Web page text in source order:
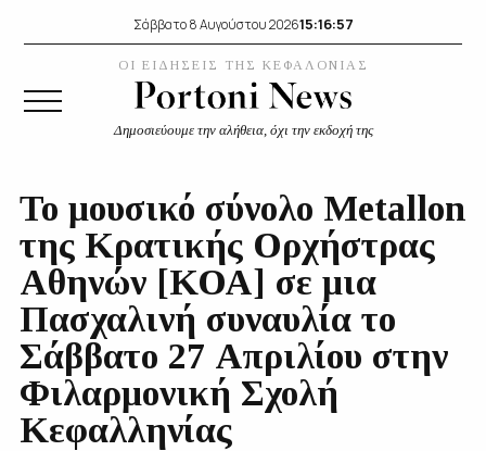
Σάββατο 8 Αυγούστου 202615:16:58
ΟΙ ΕΙΔΗΣΕΙΣ ΤΗΣ ΚΕΦΑΛΟΝΙΑΣ
Δημοσιεύουμε την αλήθεια, όχι την εκδοχή της
Το μουσικό σύνολο Metallon
της Κρατικής Ορχήστρας
Αθηνών [ΚΟΑ] σε μια
Πασχαλινή συναυλία το
Σάββατο 27 Απριλίου στην
Φιλαρμονική Σχολή
Κεφαλληνίας